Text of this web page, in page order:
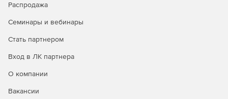
Операционная система Astra Linux Special Edition доступна
Редакция «ОРЕЛ» - обычный уровень защищенности.
Продукт является доступным техническим вариантом для
Распродажа
Семинары и вебинары
Стать партнером
Вход в ЛК партнера
О компании
Вакансии